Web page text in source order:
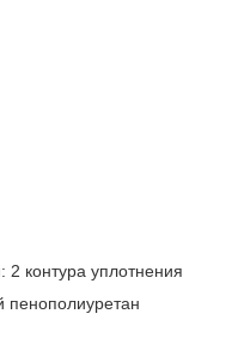
2 контура уплотнения
пенополиуретан